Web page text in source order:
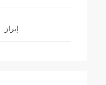
إبراز